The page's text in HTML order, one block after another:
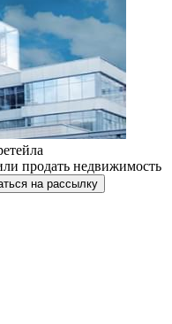
продать недвижимость